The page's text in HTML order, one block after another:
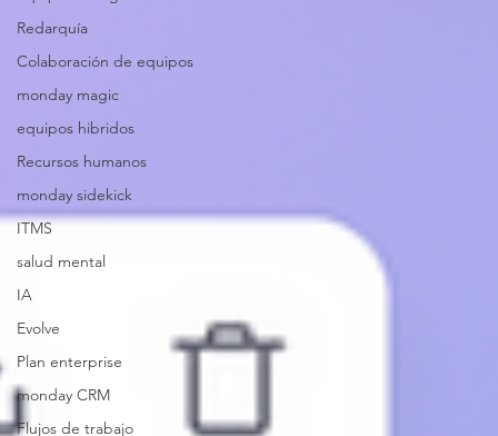
Redarquía
Colaboración de equipos
monday magic
equipos hibridos
Recursos humanos
monday sidekick
ITMS
salud mental
IA
Evolve
Plan enterprise
monday CRM
Flujos de trabajo